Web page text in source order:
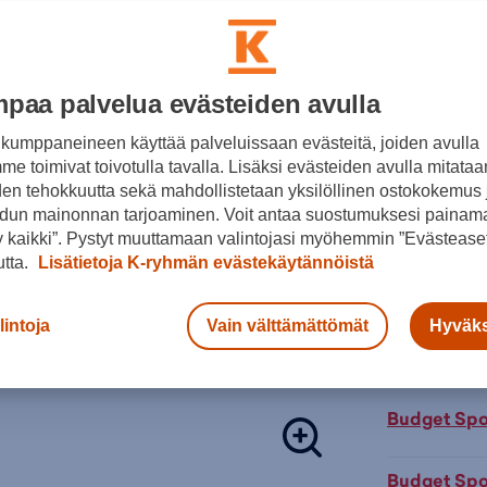
Musta
Tarkista
Budget
Budget
palvelua evästeiden avulla
käyttää palveluissaan evästeitä, joiden avulla
toimivat toivotulla tavalla. Lisäksi evästeiden avulla
tehokkuutta sekä mahdollistetaan yksilöllinen ostokokemus
mainonnan tarjoaminen. Voit antaa suostumuksesi
kaikki”. Pystyt muuttamaan valintojasi myöhemmin
Lisätietoja K-ryhmän evästekäytännöistä
Vain välttämättömät